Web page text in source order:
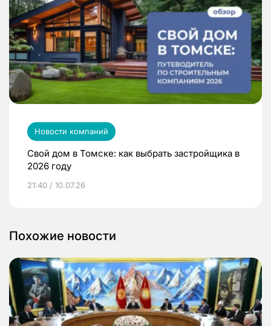
Новости компаний
Свой дом в Томске: как выбрать застройщика в
2026 году
21:40 / 10.07.26
Похожие новости